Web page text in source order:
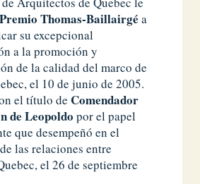
Premio Thomas-Baillairgé a
su excepcional
a la promoción y
de la calidad del marco de
el 10 de junio de 2005.
el título de Comendador
de Leopoldo por el papel
que desempeñó en el
las relaciones entre
el 26 de septiembre